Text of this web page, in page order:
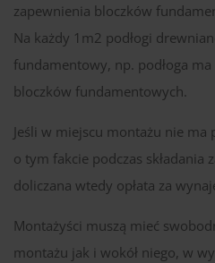
zapewnienia bloczków
Na każdy 1m2 podłogi
fundamentowy, np. podłoga
bloczków fundamentowych.
Jeśli w miejscu montażu nie
o tym fakcie podczas składania
doliczana wtedy opłata za
Montażyści muszą mieć
montażu jak i wokół niego, w